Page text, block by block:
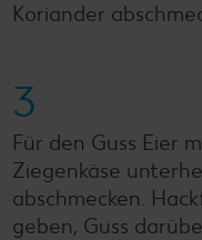
Koriander
3
Für den Guss Eier
Ziegenkäse
abschmecken.
geben, Guss